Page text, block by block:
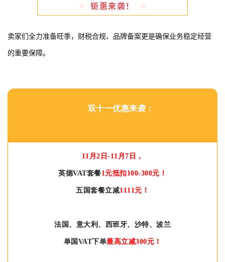
钜惠来袭！
卖家们全力准备旺季，财税合规、品牌备案更是确保业务稳定经营
的重要保障。
双十一优惠来袭：
11月2日-11月7日，
英德VAT套餐1元抵扣100-300元！
五国套餐立减1111元！
法国、意大利、西班牙、沙特、波兰
单国VAT下单最高立减300元！